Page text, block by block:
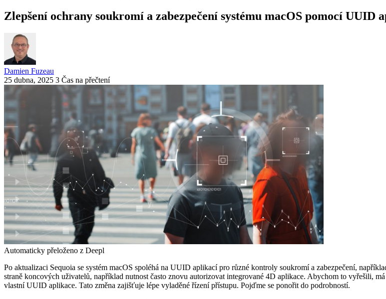
Zlepšení ochrany soukromí a zabezpečení systému macOS pomocí UUID
Damien Fuzeau
25 dubna, 2025 3 Čas na přečtení
Automaticky přeloženo z Deepl
Po aktualizaci Sequoia se systém macOS spoléhá na UUID aplikací pro různé kontroly soukromí a zabezpečení,
straně koncových uživatelů, například nutnost často znovu autorizovat integrované 4D aplikace. Abychom to vyřešili,
vlastní UUID aplikace. Tato změna zajišťuje lépe vyladěné řízení přístupu. Pojďme se ponořit do podrobností.